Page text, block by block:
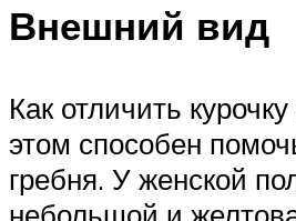
Внешний вид
Как отличить
этом способен
гребня. У женской
небольшой и